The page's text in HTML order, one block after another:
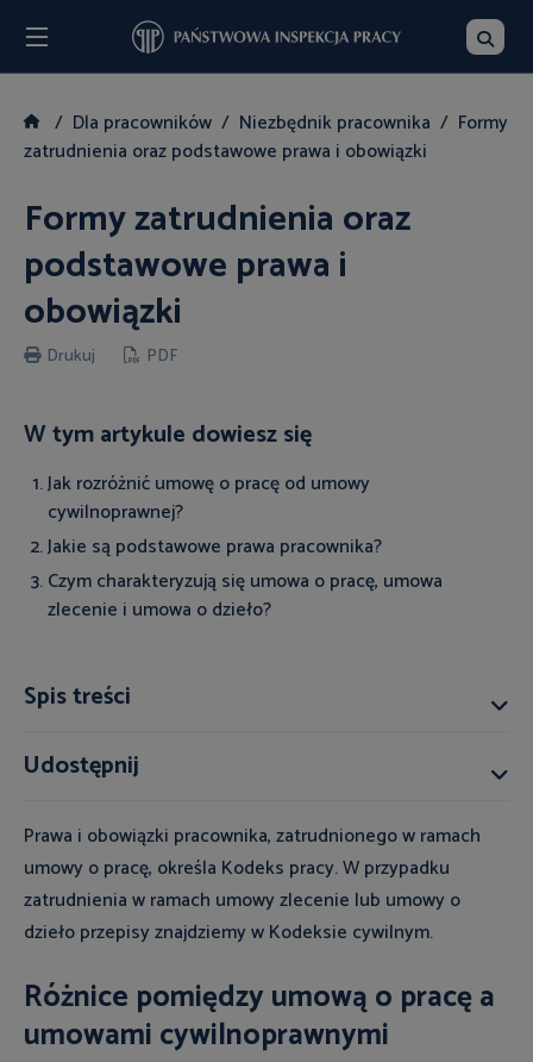
Dla pracowników Niezbędnik pracownika
Formy
zatrudnienia oraz podstawowe prawa i obowiązki
Formy zatrudnienia oraz
podstawowe prawa i
obowiązki
Drukuj PDF
Prawa i obowiązki pracownika, zatrudnionego w ramach
umowy o pracę, określa Kodeks pracy. W przypadku
zatrudnienia w ramach umowy zlecenie lub umowy o
dzieło przepisy znajdziemy w Kodeksie cywilnym.
Różnice pomiędzy umową o pracę a
umowami cywilnoprawnymi
W tym artykule dowiesz się
Jak rozróżnić umowę o pracę od umowy
cywilnoprawnej?
Jakie są podstawowe prawa pracownika?
Czym charakteryzują się umowa o pracę, umowa
zlecenie i umowa o dzieło?
Spis treści
Udostępnij
Szukaj